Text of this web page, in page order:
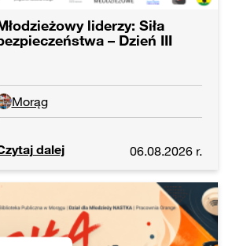
liderzy: Siła
– Dzień III
Morąg
dalej 06.08.2026 r.